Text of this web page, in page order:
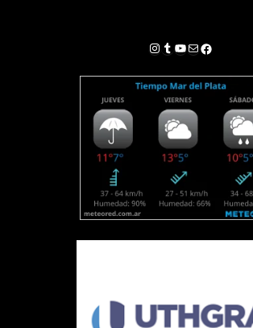
Instagram
Tumblr
YouTube
Correo electrónico
Facebook